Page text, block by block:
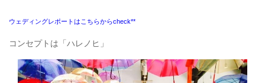
ウェディングレポートはこちらからcheck**
コンセプトは「ハレノヒ」